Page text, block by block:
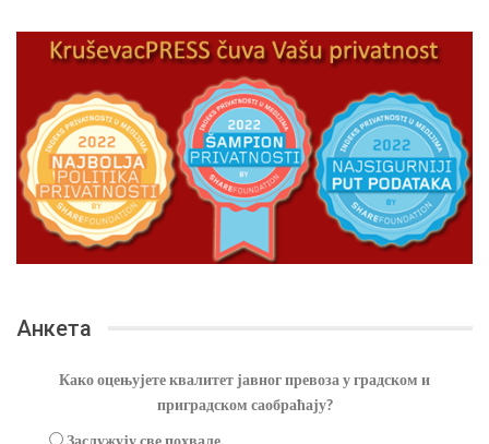
Анкета
Како оцењујете квалитет јавног превоза у градском и
приградском саобраћају?
Заслужују све похвале